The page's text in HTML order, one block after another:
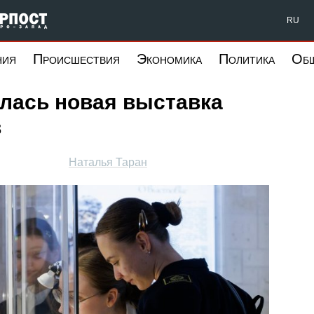
Форпост Северо-Запад RU
Происшествия Экономика Политика
новая выставка
Наталья Таран